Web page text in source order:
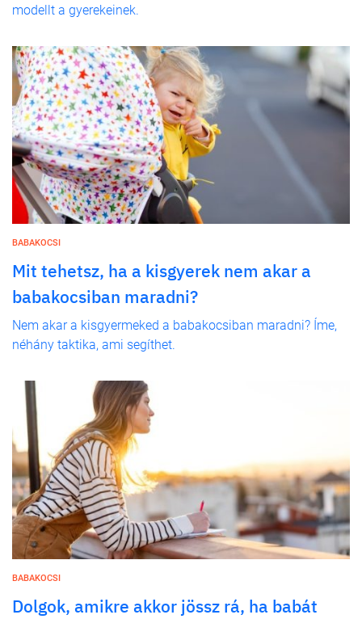
modellt a gyerekeinek.
BABAKOCSI
Mit tehetsz, ha a kisgyerek nem akar a
babakocsiban maradni?
Nem akar a kisgyermeked a babakocsiban maradni? Íme,
néhány taktika, ami segíthet.
BABAKOCSI
Dolgok, amikre akkor jössz rá, ha babát